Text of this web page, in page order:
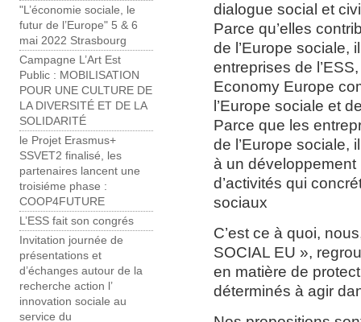
"L’économie sociale, le
futur de l’Europe" 5 & 6
mai 2022 Strasbourg
Campagne L’Art Est
Public : MOBILISATION
POUR UNE CULTURE ​DE
LA DIVERSITÉ ET DE LA
SOLIDARITÉ
le Projet Erasmus+
SSVET2 finalisé, les
partenaires lancent une
troisiéme phase :
COOP4FUTURE
L’ESS fait son congrés
Invitation journée de
présentations et
d’échanges autour de la
recherche action l’
innovation sociale au
service du
dialogue social et
Parce qu’elles
de l’Europe sociale,
entreprises de
Economy Europe
l’Europe sociale et
Parce que les
de l’Europe sociale,
à un
d’activités qui
sociaux
C’est ce à quoi,
SOCIAL EU »,
en matière de
déterminés à agir